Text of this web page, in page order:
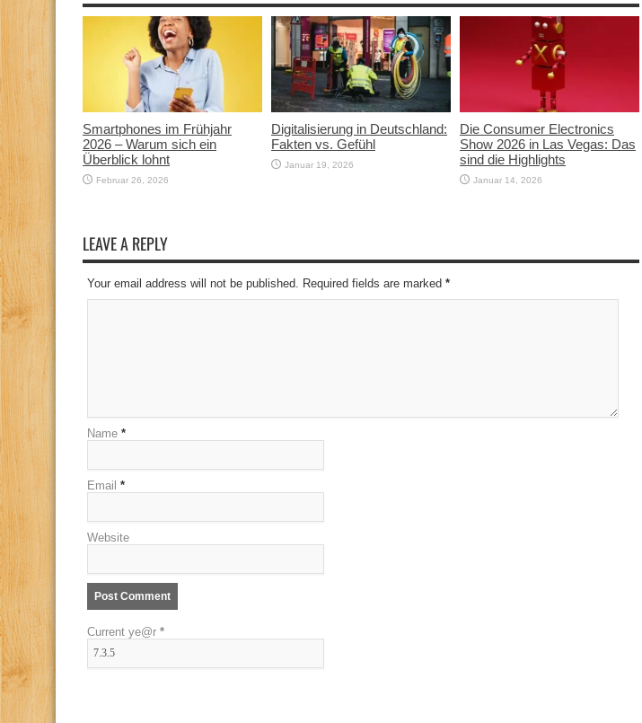
Smartphones im Frühjahr
2026 – Warum sich ein
Überblick lohnt
Februar 26, 2026
Digitalisierung in Deutschland:
Fakten vs. Gefühl
Januar 19, 2026
Die Consumer Electronics
Show 2026 in Las Vegas: Das
sind die Highlights
Januar 14, 2026
LEAVE A REPLY
Your email address will not be published. Required fields are marked *
Name *
Email *
Website
Current ye@r *